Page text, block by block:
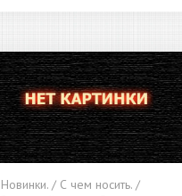
Новинки. / С чем носить. /